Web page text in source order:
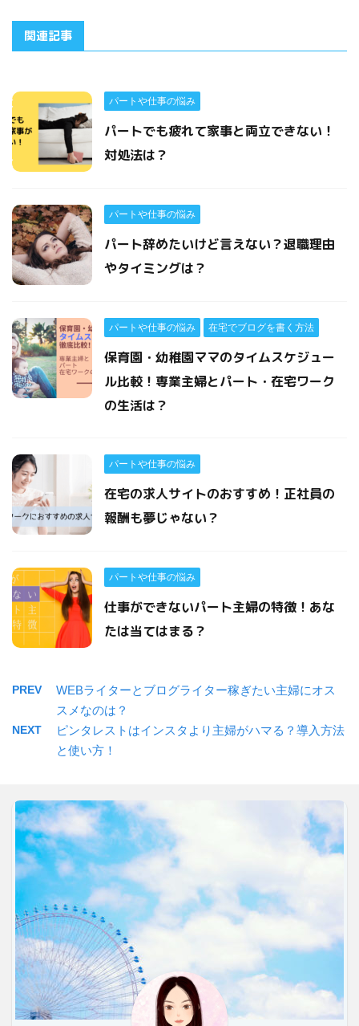
関連記事
パートや仕事の悩み
パートでも疲れて家事と両立できない！
対処法は？
パートや仕事の悩み
パート辞めたいけど言えない？退職理由
やタイミングは？
パートや仕事の悩み 在宅でブログを書く方法
保育園・幼稚園ママのタイムスケジュー
ル比較！専業主婦とパート・在宅ワーク
の生活は？
パートや仕事の悩み
在宅の求人サイトのおすすめ！正社員の
報酬も夢じゃない？
パートや仕事の悩み
仕事ができないパート主婦の特徴！あな
たは当てはまる？
PREV
WEBライターとブログライター稼ぎたい主婦にオス
スメなのは？
NEXT
ピンタレストはインスタより主婦がハマる？導入方法
と使い方！